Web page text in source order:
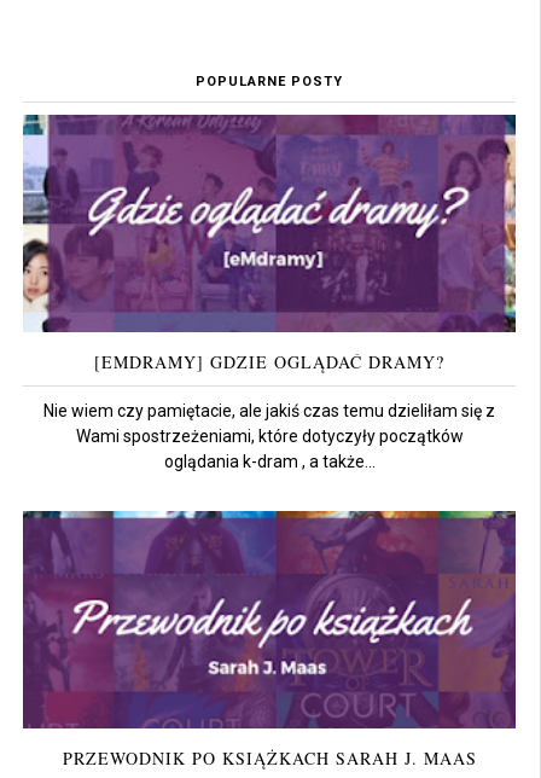
POPULARNE POSTY
[EMDRAMY] GDZIE OGLĄDAĆ DRAMY?
Nie wiem czy pamiętacie, ale jakiś czas temu dzieliłam się z
Wami spostrzeżeniami, które dotyczyły początków
oglądania k-dram , a także...
PRZEWODNIK PO KSIĄŻKACH SARAH J. MAAS